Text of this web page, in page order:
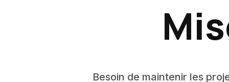
Besoin de maintenir les